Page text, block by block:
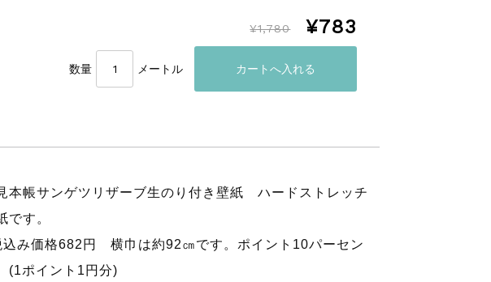
¥1,780 ¥783
数量 メートル
本帳サンゲツリザーブ生のり付き壁紙 ハードストレッチ
です。
込み価格682円 横巾は約92㎝です。ポイント10パーセン
(1ポイント1円分)